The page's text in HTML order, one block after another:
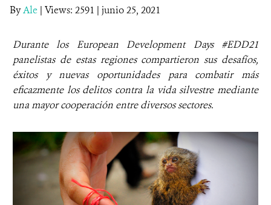
ByAle | Views: 2591 | junio 25, 2021
Durante los European Development Days #EDD21
panelistas de estas regiones compartieron sus desafíos,
éxitos y nuevas oportunidades para combatir más
eficazmente los delitos contra la vida silvestre mediante
una mayor cooperación entre diversos sectores.